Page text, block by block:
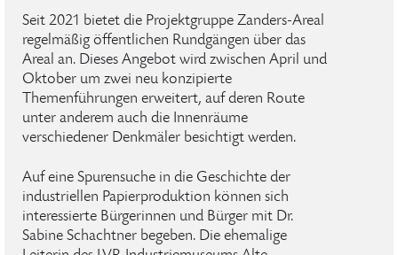
Seit 2021 bietet die Projektgruppe Zanders-Areal
regelmäßig öffentlichen Rundgängen über das
Areal an. Dieses Angebot wird zwischen April und
Oktober um zwei neu konzipierte
Themenführungen erweitert, auf deren Route
unter anderem auch die Innenräume
verschiedener Denkmäler besichtigt werden.
Auf eine Spurensuche in die Geschichte der
industriellen Papierproduktion können sich
interessierte Bürgerinnen und Bürger mit Dr.
Sabine Schachtner begeben. Die ehemalige